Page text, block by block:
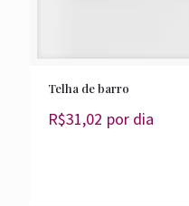
Telha de barro
R$31,02 por dia